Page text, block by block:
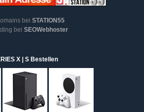
bei STATION55
bei SEOWebhoster
X | S Bestellen